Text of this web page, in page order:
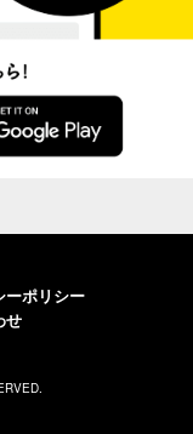
ーポリシー
せ